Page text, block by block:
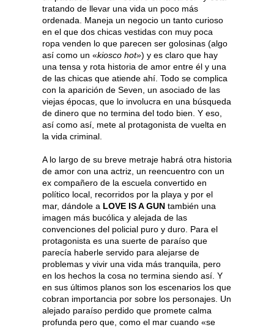
tratando de llevar una vida un poco más
ordenada. Maneja un negocio un tanto curioso
en el que dos chicas vestidas con muy poca
ropa venden lo que parecen ser golosinas (algo
así como un «kiosco hot») y es claro que hay
una tensa y rota historia de amor entre él y una
de las chicas que atiende ahí. Todo se complica
con la aparición de Seven, un asociado de las
viejas épocas, que lo involucra en una búsqueda
de dinero que no termina del todo bien. Y eso,
así como así, mete al protagonista de vuelta en
la vida criminal.
A lo largo de su breve metraje habrá otra historia
de amor con una actriz, un reencuentro con un
ex compañero de la escuela convertido en
político local, recorridos por la playa y por el
mar, dándole a LOVE IS A GUN también una
imagen más bucólica y alejada de las
convenciones del policial puro y duro. Para el
protagonista es una suerte de paraíso que
parecía haberle servido para alejarse de
problemas y vivir una vida más tranquila, pero
en los hechos la cosa no termina siendo así. Y
en sus últimos planos son los escenarios los que
cobran importancia por sobre los personajes. Un
alejado paraíso perdido que promete calma
profunda pero que, como el mar cuando «se